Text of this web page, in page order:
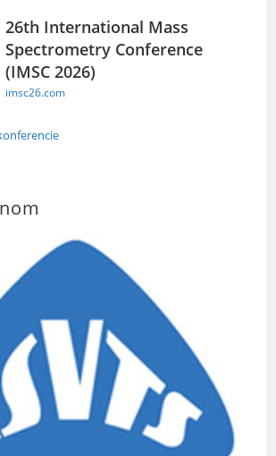
26th International Mass
Spectrometry Conference
(IMSC 2026)
imsc26.com